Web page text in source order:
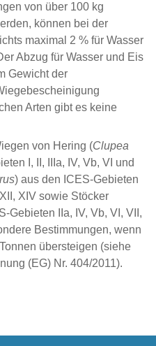
von über 100 kg
können bei der
maximal 2 % für Wasser
Abzug für Wasser und Eis
Gewicht der
Arten gibt es keine
von Hering (Clupea
I, II, IIIa, IV, Vb, VI und
) aus den ICES-Gebieten
XII, XIV sowie Stöcker
Gebieten IIa, IV, Vb, VI, VII,
Bestimmungen, wenn
übersteigen (siehe
(EG) Nr. 404/2011).